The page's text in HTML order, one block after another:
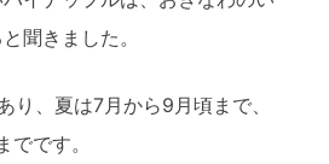
聞きました。
り、夏は7月から9月頃まで、
でです。